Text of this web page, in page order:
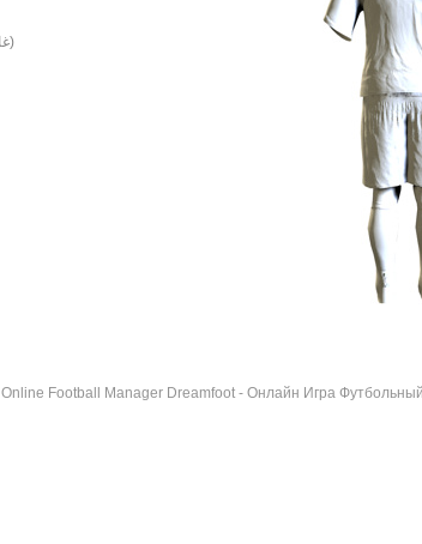
(غادر لاعب خط الوسط المركزي)
Online Football Manager Dreamfoot - Онлайн Игра